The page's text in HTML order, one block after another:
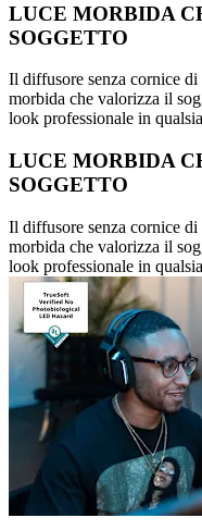
LUCE MORBIDA
SOGGETTO
Il diffusore senza cornice
morbida che valorizza il
look professionale in
LUCE MORBIDA
SOGGETTO
Il diffusore senza cornice
morbida che valorizza il
look professionale in